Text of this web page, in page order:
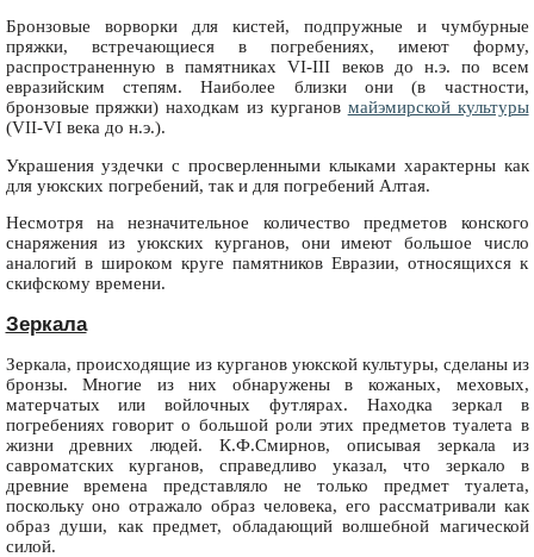
Бронзовые ворворки для кистей, подпружные и чумбурные
пряжки, встречающиеся в погребениях, имеют форму,
распространенную в памятниках VI-III веков до н.э. по всем
евразийским степям. Наиболее близки они (в частности,
бронзовые пряжки) находкам из курганов майэмирской культуры
(VII-VI века до н.э.).
Украшения уздечки с просверленными клыками характерны как
для уюкских погребений, так и для погребений Алтая.
Несмотря на незначительное количество предметов конского
снаряжения из уюкских курганов, они имеют большое число
аналогий в широком круге памятников Евразии, относящихся к
скифскому времени.
Зеркала
Зеркала, происходящие из курганов уюкской культуры, сделаны из
бронзы. Многие из них обнаружены в кожаных, меховых,
матерчатых или войлочных футлярах. Находка зеркал в
погребениях говорит о большой роли этих предметов туалета в
жизни древних людей. К.Ф.Смирнов, описывая зеркала из
савроматских курганов, справедливо указал, что зеркало в
древние времена представляло не только предмет туалета,
поскольку оно отражало образ человека, его рассматривали как
образ души, как предмет, обладающий волшебной магической
силой.